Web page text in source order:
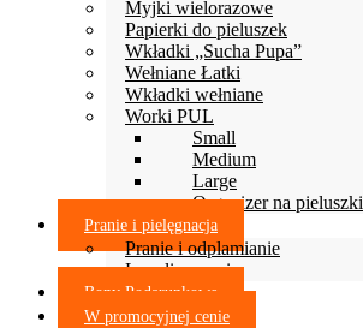
Myjki wielorazowe
Papierki do pieluszek
Wkładki „Sucha Pupa”
Wełniane Łatki
Wkładki wełniane
Worki PUL
Small
Medium
Large
Organizer na pieluszki
Pranie i pielęgnacja
Pranie i odplamianie
Lanolinowanie
Bony Podarunkowe
W promocyjnej cenie